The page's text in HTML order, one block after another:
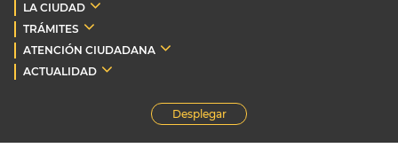
LA CIUDAD
TRÁMITES
ATENCIÓN CIUDADANA
ACTUALIDAD
Desplegar